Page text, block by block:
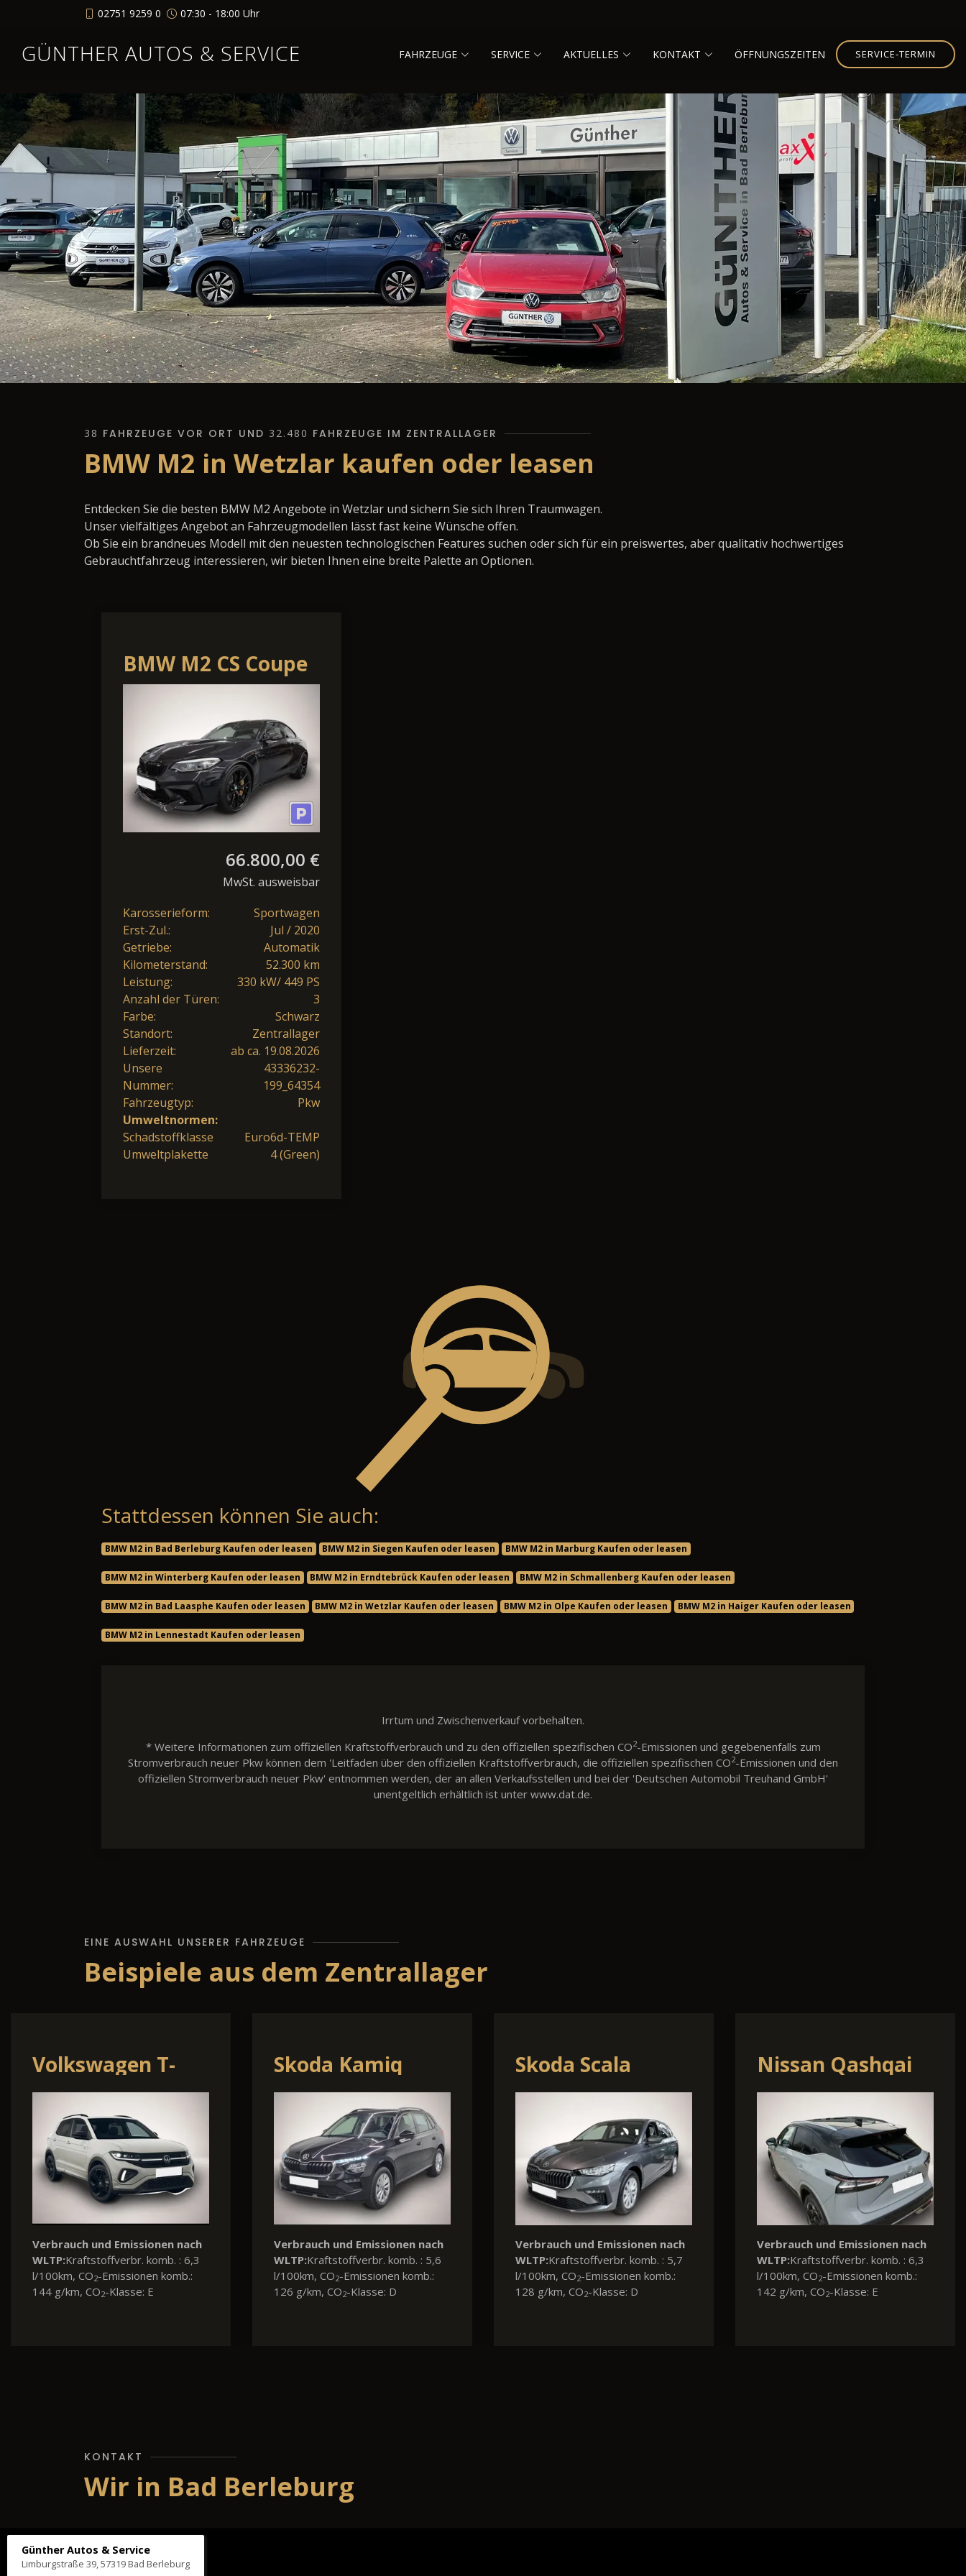
02751 9259 0 07:30 - 18:00 Uhr
GÜNTHER AUTOS & SERVICE FAHRZEUGE SERVICE AKTUELLES KONTAKT ÖFFNUNGSZEITEN SERVICE-TERMIN
38 FAHRZEUGE VOR ORT UND 32.480 FAHRZEUGE IM ZENTRALLAGER
BMW M2 in Wetzlar kaufen oder leasen
Entdecken Sie die besten BMW M2 Angebote in Wetzlar und sichern Sie sich Ihren Traumwagen.
Unser vielfältiges Angebot an Fahrzeugmodellen lässt fast keine Wünsche offen.
Ob Sie ein brandneues Modell mit den neuesten technologischen Features suchen oder sich für ein preiswertes, aber qualitativ hochwertiges
Gebrauchtfahrzeug interessieren, wir bieten Ihnen eine breite Palette an Optionen.
BMW M2 CS Coupe
DKG CARBON NAVI
PDC SHZ LED
66.800,00 €
MwSt. ausweisbar
Karosserieform:
Sportwagen
Erst-Zul.:
Jul / 2020
Getriebe:
Automatik
Kilometerstand:
52.300 km
Leistung:
330 kW/ 449 PS
Anzahl der Türen:
3
Farbe:
Schwarz
Standort:
Zentrallager
Lieferzeit:
ab ca. 19.08.2026
Unsere
Nummer:
43336232-
199_64354
Fahrzeugtyp:
Pkw
Umweltnormen:
Schadstoffklasse
Euro6d-TEMP
Umweltplakette
4 (Green)
Stattdessen können Sie auch:
BMW M2 in Bad Berleburg Kaufen oder leasen BMW M2 in Siegen Kaufen oder leasen BMW M2 in Marburg Kaufen oder leasen
BMW M2 in Winterberg Kaufen oder leasen BMW M2 in Erndtebrück Kaufen oder leasen BMW M2 in Schmallenberg Kaufen oder leasen
BMW M2 in Bad Laasphe Kaufen oder leasen BMW M2 in Wetzlar Kaufen oder leasen BMW M2 in Olpe Kaufen oder leasen BMW M2 in Haiger Kaufen oder leasen
BMW M2 in Lennestadt Kaufen oder leasen
Irrtum und Zwischenverkauf vorbehalten.
* Weitere Informationen zum offiziellen Kraftstoffverbrauch und zu den offiziellen spezifischen CO2-Emissionen und gegebenenfalls zum
Stromverbrauch neuer Pkw können dem 'Leitfaden über den offiziellen Kraftstoffverbrauch, die offiziellen spezifischen CO2-Emissionen und den
offiziellen Stromverbrauch neuer Pkw' entnommen werden, der an allen Verkaufsstellen und bei der 'Deutschen Automobil Treuhand GmbH'
unentgeltlich erhältlich ist unter www.dat.de.
EINE AUSWAHL UNSERER FAHRZEUGE
Beispiele aus dem Zentrallager
Nissan Townstar
Verbrauch und Emissionen nach
WLTP:Kraftstoffverbr. komb. : 6,8
l/100km, CO2-Emissionen komb.:
154 g/km, CO2-Klasse: E
Ford Transit Ford Explorer
Verbrauch und Emissionen nach
WLTP:Energieverbr. komb. : 17,4
kWh/100km, CO2-Emissionen
komb.: 0 g/km, CO2-Klasse: A
Cupra Leon
Verbrauch und Emissionen nach
WLTP:Kraftstoffverbr. komb. : 5,8
l/100km, CO2-Emissionen komb.:
131 g/km, CO2-Klasse: D
KONTAKT
Wir in Bad Berleburg
Günther Autos & Service
Limburgstraße 39, 57319 Bad Berleburg